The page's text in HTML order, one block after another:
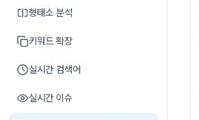
형태소 분석
키워드 확장
실시간 검색어
실시간 이슈